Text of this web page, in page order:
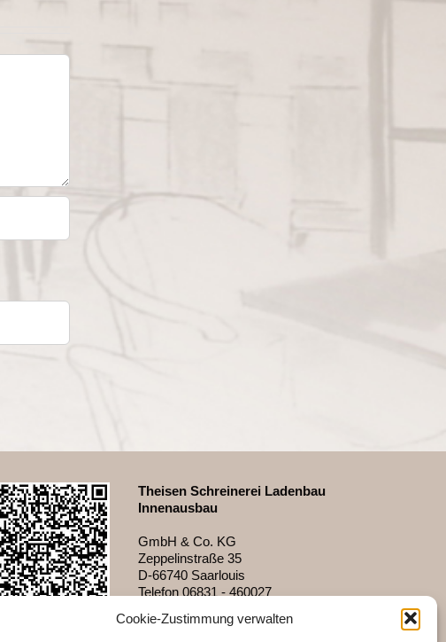
Cookie-Zustimmung verwalten
Theisen Schreinerei Ladenbau
Innenausbau
GmbH & Co. KG
Zeppelinstraße 35
D-66740 Saarlouis
Telefon 06831 - 460027
info@theisen-shopdesign.de